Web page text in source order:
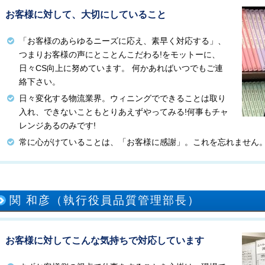
お客様に対して、大切にしていること
「お客様のあらゆるニーズに応え、素早く対応する」、
つまりお客様の声にとことんこだわる!をモットーに、
日々CS向上に努めています。 何かあればいつでもご連
絡下さい。
日々変化する物流業界。ウィニングでできることは取り
入れ、できないこともとりあえずやってみる!何事もチャ
レンジあるのみです!
常に心がけていることは、「お客様に感謝」。これを忘れません
関 和彦（執行役員品質管理部長）
お客様に対してこんな気持ちで対応しています